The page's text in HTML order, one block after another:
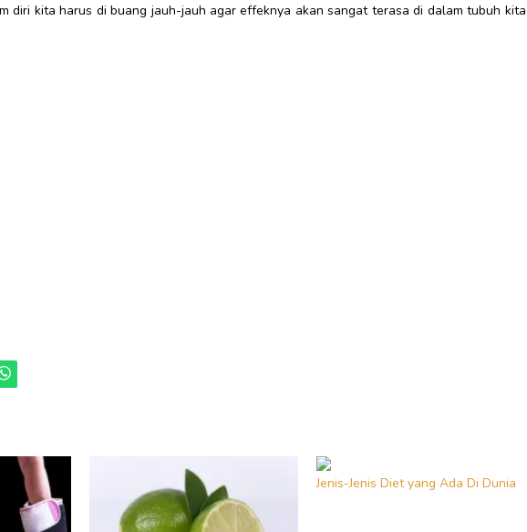
diri kita harus di buang jauh-jauh agar effeknya akan sangat terasa di dalam tubuh kita
Jenis-Jenis Diet yang Ada Di Dunia